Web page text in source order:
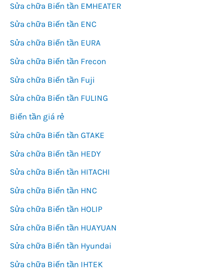
Sửa chữa Biến tần EMHEATER
Sửa chữa Biến tần ENC
Sửa chữa Biến tần EURA
Sửa chữa Biến tần Frecon
Sửa chữa Biến tần Fuji
Sửa chữa Biến tần FULING
Biến tần giá rẻ
Sửa chữa Biến tần GTAKE
Sửa chữa Biến tần HEDY
Sửa chữa Biến tần HITACHI
Sửa chữa Biến tần HNC
Sửa chữa Biến tần HOLIP
Sửa chữa Biến tần HUAYUAN
Sửa chữa Biến tần Hyundai
Sửa chữa Biến tần IHTEK